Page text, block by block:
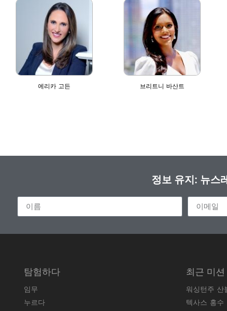
에리카 고든 브리트니 바산트
정보 유지: 뉴스
탐험하다
임무
누르다
최근 미션
워싱턴주 산
텍사스 홍수